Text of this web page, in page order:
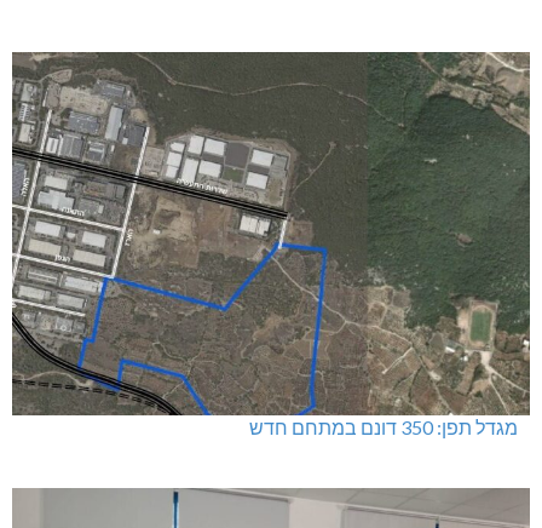
מגדל תפן: 350 דונם במתחם חדש